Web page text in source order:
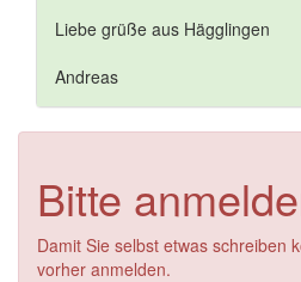
Liebe grüße aus Hägglingen
Andreas
Bitte
Damit Sie selbst etwas schreiben
vorher anmelden.